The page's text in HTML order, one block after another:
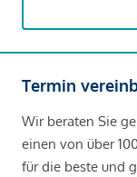
Termin
Wir beraten Sie
einen von über
für die beste und